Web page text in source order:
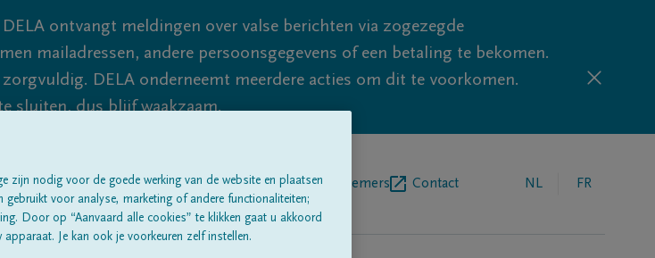
DELA ontvangt meldingen over valse berichten via zogezegde
mailadressen, andere persoonsgegevens of een betaling te bekomen.
DELA onderneemt meerdere acties om dit te voorkomen.
sluiten, dus blijf waakzaam.
Alle rouwberichtenOver onsBegrafenisondernemers Contact NL FR
zijn nodig voor de goede werking van de website en plaatsen
voor analyse, marketing of andere functionaliteiten;
Door op “Aanvaard alle cookies” te klikken gaat u akkoord
Je kan ook je voorkeuren zelf instellen.